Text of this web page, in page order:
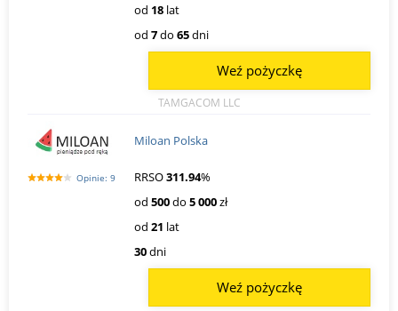
od 18 lat
od 7do 65dni
TAMGACOM LLC
Weź pożyczkę
Opinie: 9
Miloan Polska
RRSO311.94%
od 500do 5 000zł
od 21 lat
30dni
Weź pożyczkę